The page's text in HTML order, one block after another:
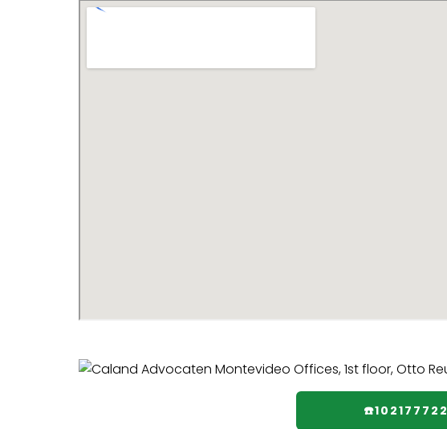
☎️102177722